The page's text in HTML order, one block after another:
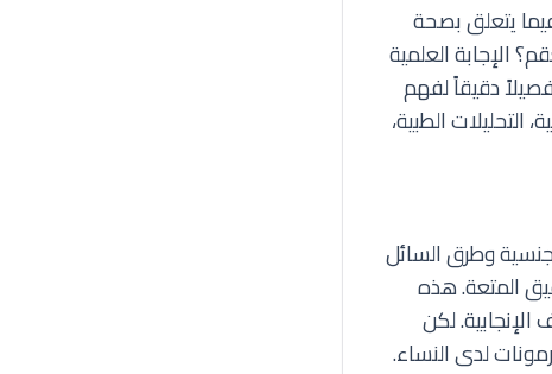
يتعلق بصحة
الإجابة العلمية
دقيقاً لفهم
الطبية،
وطرق السائل
المتعة. هذه
لكن
لدى النساء.